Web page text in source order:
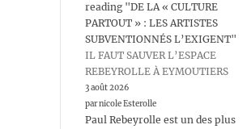
reading "DE LA « CULTURE
PARTOUT » : LES ARTISTES
SUBVENTIONNÉS L’EXIGENT"
IL FAUT SAUVER L’ESPACE
REBEYROLLE À EYMOUTIERS
3 août 2026
par nicole Esterolle
Paul Rebeyrolle est un des plus